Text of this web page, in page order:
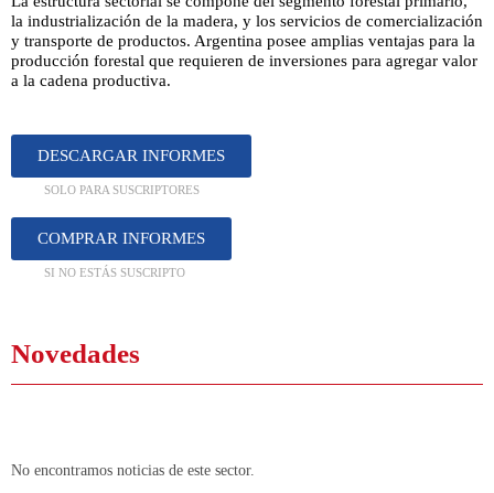
la industrialización de la madera, y los servicios de comercialización
y transporte de productos. Argentina posee amplias ventajas para la
producción forestal que requieren de inversiones para agregar valor
a la cadena productiva.
DESCARGAR INFORMES
SOLO PARA SUSCRIPTORES
COMPRAR INFORMES
SI NO ESTÁS SUSCRIPTO
Novedades
No encontramos noticias de este sector.